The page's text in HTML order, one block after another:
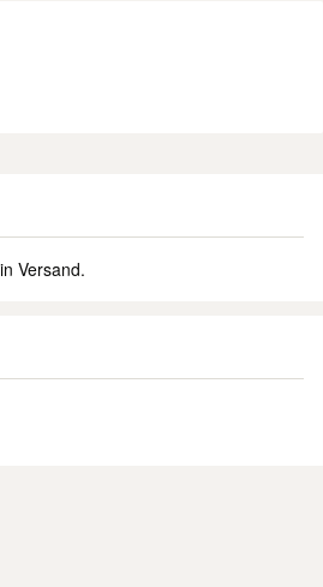
Versand.